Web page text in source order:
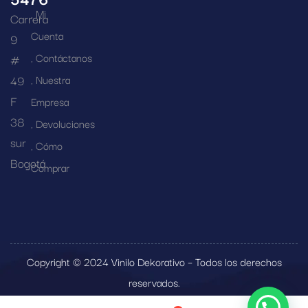
Carrera
9
#
49
F
38
sur
Bogotá
Mi
Cuenta
Contáctanos
Nuestra
Empresa
Devoluciones
Cómo
Comprar
Copyright © 2024 Vinilo Dekorativo – Todos los derechos
reservados.